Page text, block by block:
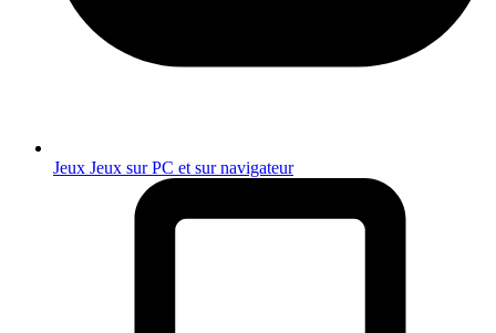
Jeux Jeux sur PC et sur navigateur